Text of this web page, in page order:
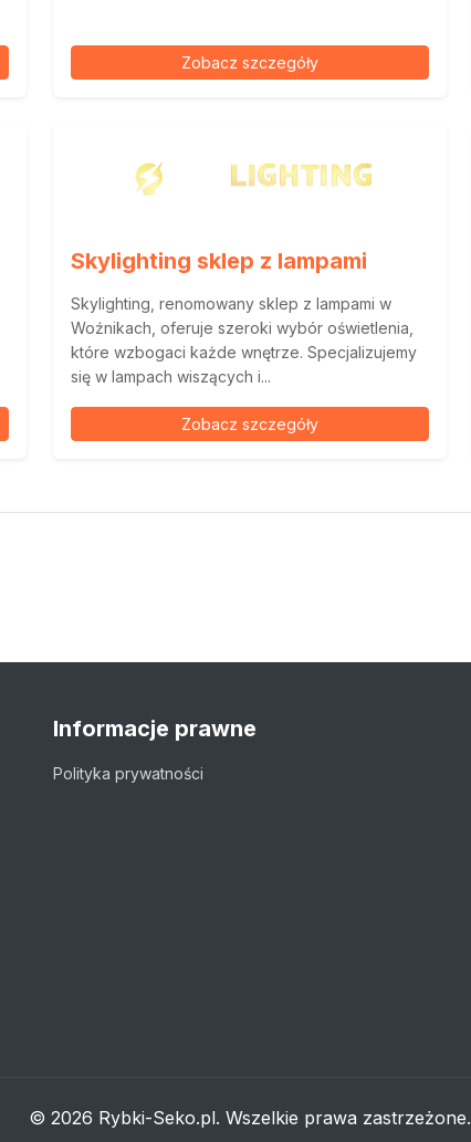
Zobacz szczegóły
Skylighting sklep z lampami
Skylighting, renomowany sklep z lampami w
Woźnikach, oferuje szeroki wybór oświetlenia,
które wzbogaci każde wnętrze. Specjalizujemy
się w lampach wiszących i...
Zobacz szczegóły
Informacje prawne
Polityka prywatności
© 2026 Rybki-Seko.pl. Wszelkie prawa zastrzeżone.